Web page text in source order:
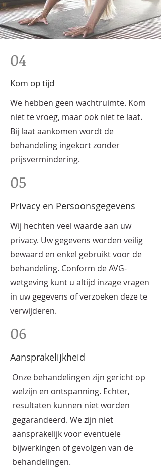
04
Kom op tijd
We hebben geen wachtruimte. Kom
niet te vroeg, maar ook niet te laat.
Bij laat aankomen wordt de
behandeling ingekort zonder
prijsvermindering.
05
Privacy en Persoonsgegevens
Wij hechten veel waarde aan uw
privacy. Uw gegevens worden veilig
bewaard en enkel gebruikt voor de
behandeling. Conform de AVG-
wetgeving kunt u altijd inzage vragen
in uw gegevens of verzoeken deze te
verwijderen.
06
Aansprakelijkheid
Onze behandelingen zijn gericht op
welzijn en ontspanning. Echter,
resultaten kunnen niet worden
gegarandeerd. We zijn niet
aansprakelijk voor eventuele
bijwerkingen of gevolgen van de
behandelingen.